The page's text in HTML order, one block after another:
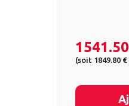
(soit 1849.80 €